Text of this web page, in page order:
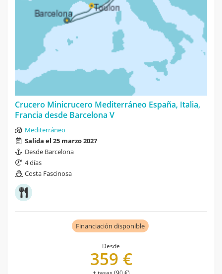
Crucero Minicrucero Mediterráneo España, Italia,
Francia desde Barcelona V
Mediterráneo
Salida el 25 marzo 2027
Desde Barcelona
4 días
Costa Fascinosa
Financiación disponible
Desde
359 €